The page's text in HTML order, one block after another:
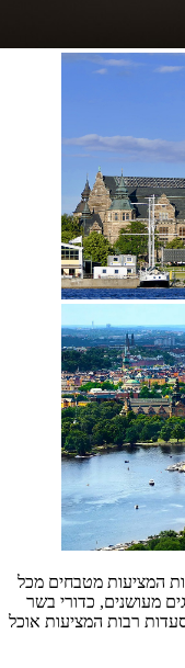
המציעות מטבחים מכל
מעושנים, כדורי בשר
רבות המציעות אוכל